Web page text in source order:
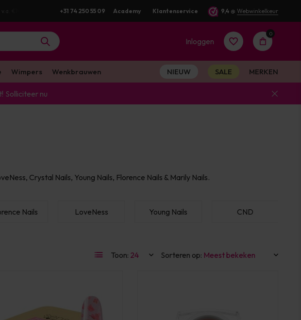
werkdag verstuurd+31 74 250 55 09 Academy Klantenservice 9,4 @ Webwinkelkeur
Inloggen
aanmaken
0
Wimpers Wenkbrauwen NIEUW SALE MERKEN
Solliciteer nu
Crystal Nails, Young Nails, Florence Nails & Marily Nails.
Nails LoveNess Young Nails CND
Toon: Sorteren op: